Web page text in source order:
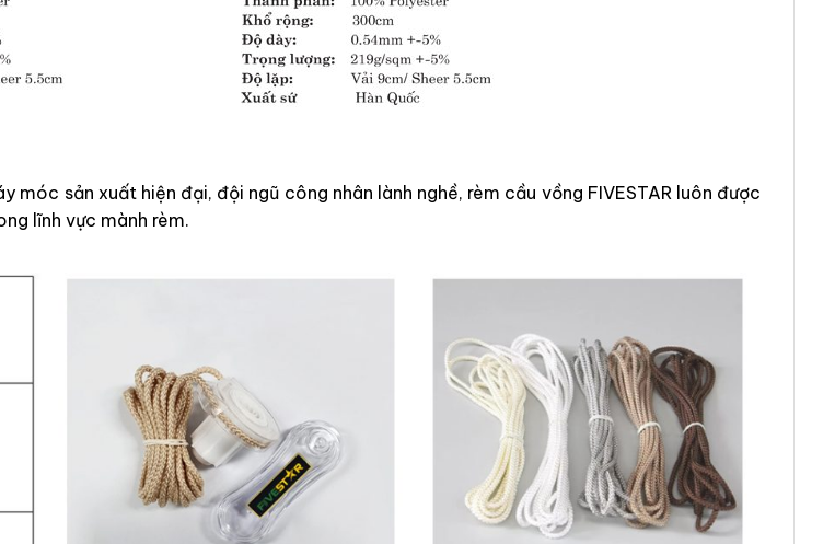
sản xuất hiện đại, đội ngũ công nhân lành nghề, rèm cầu vồng FIVESTAR luôn được
lĩnh vực mành rèm.